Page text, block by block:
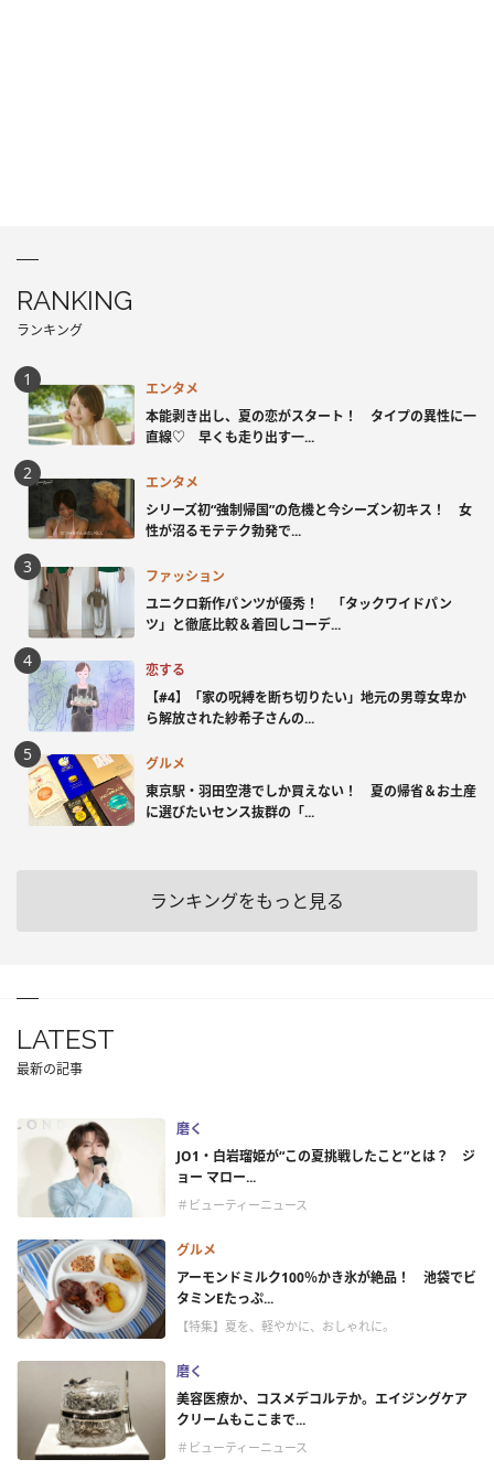
RANKING
ランキング
エンタメ
本能剥き出し、夏の恋がスタート！ タイプの異性に一
直線♡ 早くも走り出す一...
エンタメ
シリーズ初“強制帰国”の危機と今シーズン初キス！ 女
性が沼るモテテク勃発で...
ファッション
ユニクロ新作パンツが優秀！ 「タックワイドパン
ツ」と徹底比較＆着回しコーデ...
恋する
【#4】「家の呪縛を断ち切りたい」地元の男尊女卑か
ら解放された紗希子さんの...
グルメ
東京駅・羽田空港でしか買えない！ 夏の帰省＆お土産
に選びたいセンス抜群の「...
ランキングをもっと見る
LATEST
最新の記事
磨く
JO1・白岩瑠姫が“この夏挑戦したこと”とは？ ジ
ョー マロー...
＃ビューティーニュース
グルメ
アーモンドミルク100％かき氷が絶品！ 池袋でビ
タミンEたっぷ...
【特集】夏を、軽やかに、おしゃれに。
磨く
美容医療か、コスメデコルテか。エイジングケア
クリームもここまで...
＃ビューティーニュース